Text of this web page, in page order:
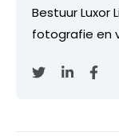
Bestuur Luxor
fotografie en